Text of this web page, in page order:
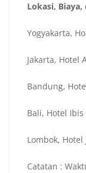
Lokasi,
Yogyakarta,
Jakarta, Hotel
Bandung,
Bali, Hotel Ibis
Lombok, Hotel
Catatan :